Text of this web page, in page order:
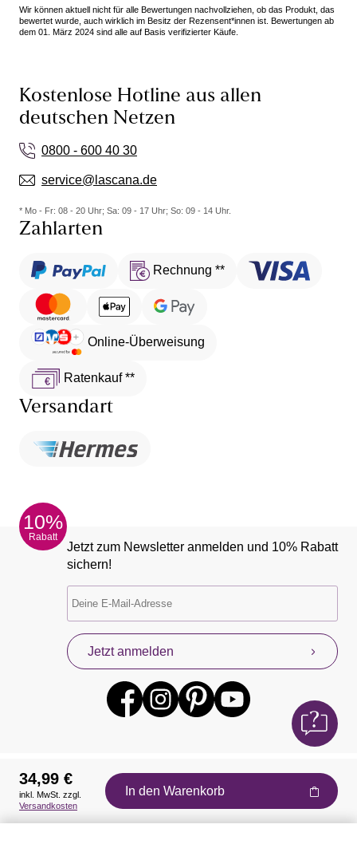
Wir können aktuell nicht für alle Bewertungen nachvollziehen, ob das Produkt, das
bewertet wurde, auch wirklich im Besitz der Rezensent*innen ist. Bewertungen ab
dem 01. März 2024 sind alle auf Basis verifizierter Käufe.
Kostenlose Hotline aus allen
deutschen Netzen
0800 - 600 40 30
service@lascana.de
* Mo - Fr: 08 - 20 Uhr; Sa: 09 - 17 Uhr; So: 09 - 14 Uhr.
Zahlarten
Rechnung **
Online-Überweisung
Ratenkauf **
Versandart
10%
Rabatt
Jetzt zum Newsletter anmelden und 10% Rabatt
sichern!
Jetzt anmelden
Auszeichnungen
34,99 €
inkl. MwSt. zzgl.
Versandkosten
In den Warenkorb